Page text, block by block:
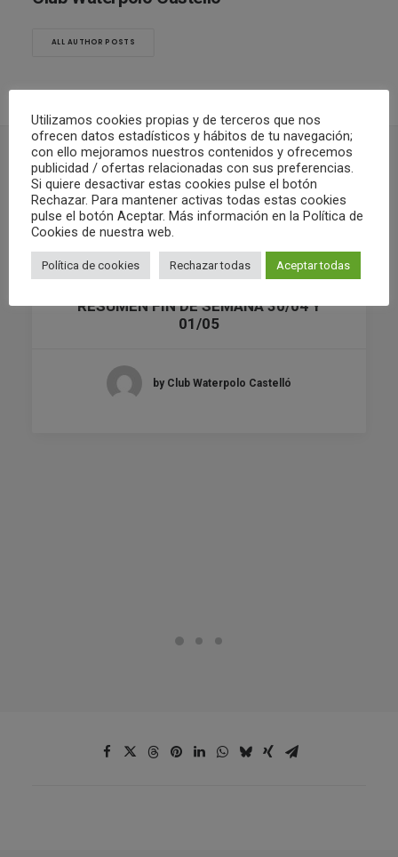
ALL AUTHOR POSTS
RELATED POSTS
02/05/2022
RESUMEN FIN DE SEMANA 30/04 Y
01/05
by Club Waterpolo Castelló
Utilizamos cookies propias y de terceros que nos
ofrecen datos estadísticos y hábitos de tu navegación;
con ello mejoramos nuestros contenidos y ofrecemos
publicidad / ofertas relacionadas con sus preferencias.
Si quiere desactivar estas cookies pulse el botón
Rechazar. Para mantener activas todas estas cookies
pulse el botón Aceptar. Más información en la Política de
Cookies de nuestra web.
Política de cookies Rechazar todas Aceptar todas